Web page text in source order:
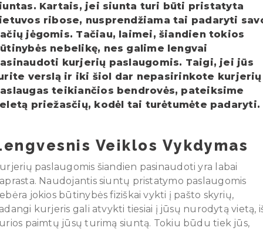
Kartais, jei siunta turi būti pristatyta
ribose, nusprendžiama tai padaryti
jėgomis. Tačiau, laimei, šiandien tokios
nebelikę, nes galime lengvai
kurjerių paslaugomis. Taigi, jei jūs
verslą ir iki šiol dar nepasirinkote kurjerių
teikiančios bendrovės, pateiksime
priežasčių, kodėl tai turėtumėte padaryti.
Veiklos Vykdymas
paslaugomis šiandien pasinaudoti yra labai
Naudojantis siuntų pristatymo paslaugomis
jokios būtinybės fiziškai vykti į pašto skyrių,
kurjeris gali atvykti tiesiai į jūsų nurodytą vietą,
paimtų jūsų turimą siuntą. Tokiu būdu tiek jūs,